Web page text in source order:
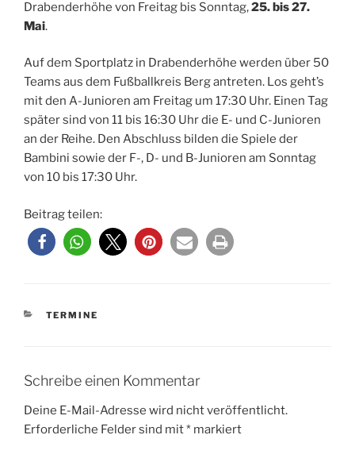
Drabenderhöhe von Freitag bis Sonntag,25. bis 27.
Mai.
Auf dem Sportplatz in Drabenderhöhe werden über 50
Teams aus dem Fußballkreis Berg antreten. Los geht’s
mit den A-Junioren am Freitag um 17:30 Uhr. Einen Tag
später sind von 11 bis 16:30 Uhr die E- und C-Junioren
an der Reihe. Den Abschluss bilden die Spiele der
Bambini sowie der F-, D- und B-Junioren am Sonntag
von 10 bis 17:30 Uhr.
Beitrag teilen:
KATEGORIEN
TERMINE
Schreibe einen Kommentar
Deine E-Mail-Adresse wird nicht veröffentlicht.
Erforderliche Felder sind mit* markiert